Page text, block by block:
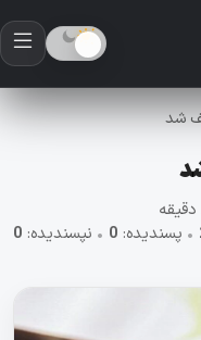
شد
• پسندیده: 0
• نپسندیده: 0